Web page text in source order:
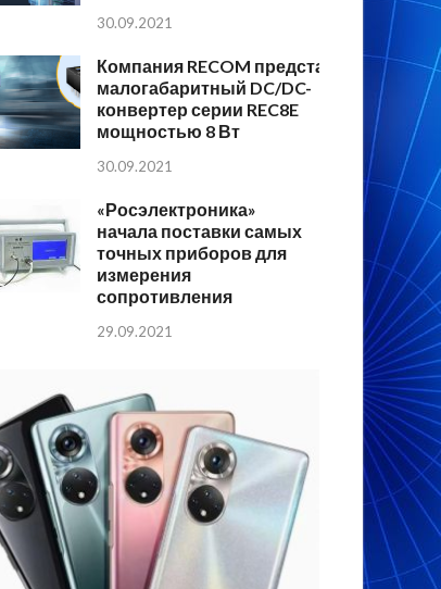
30.09.2021
Компания RECOM представляет
малогабаритный DC/DC-
конвертер серии REC8E
мощностью 8 Вт
30.09.2021
«Росэлектроника»
начала поставки самых
точных приборов для
измерения
сопротивления
29.09.2021